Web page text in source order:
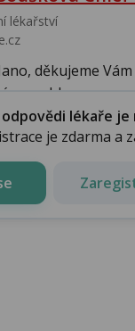
lékařství
děkujeme
probl...
lékaře
je zdarma a